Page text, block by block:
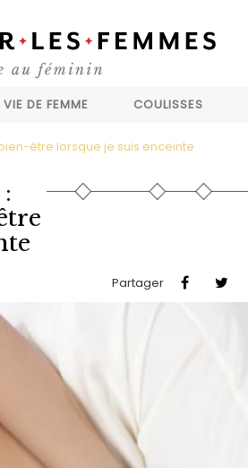
DE FEMME COULISSES
être lorsque je suis enceinte
Partager